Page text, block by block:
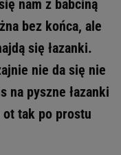
nam z babciną
bez końca, ale
się łazanki.
nie da się nie
na pyszne łazanki
tak po prostu